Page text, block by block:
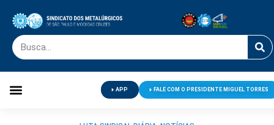
APP FALE COM O PRESIDENTE MIGUEL TORRES